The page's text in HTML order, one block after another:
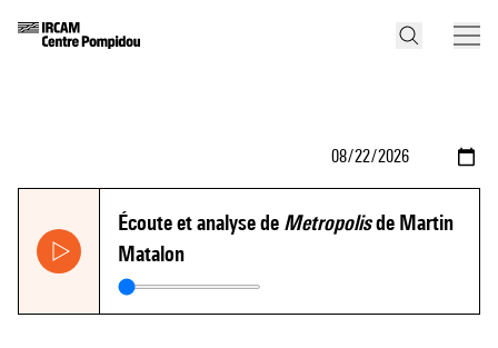
Écoute et analyse de Metropolisde Martin
Matalon